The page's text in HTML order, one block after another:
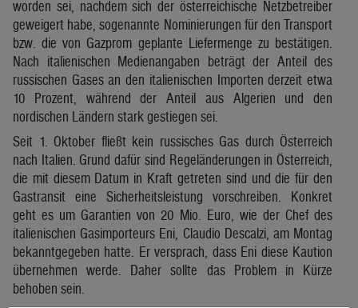
worden sei, nachdem sich der österreichische Netzbetreiber
geweigert habe, sogenannte Nominierungen für den Transport
bzw. die von Gazprom geplante Liefermenge zu bestätigen.
Nach italienischen Medienangaben beträgt der Anteil des
russischen Gases an den italienischen Importen derzeit etwa
10 Prozent, während der Anteil aus Algerien und den
nordischen Ländern stark gestiegen sei.
Seit 1. Oktober fließt kein russisches Gas durch Österreich
nach Italien. Grund dafür sind Regeländerungen in Österreich,
die mit diesem Datum in Kraft getreten sind und die für den
Gastransit eine Sicherheitsleistung vorschreiben. Konkret
geht es um Garantien von 20 Mio. Euro, wie der Chef des
italienischen Gasimporteurs Eni, Claudio Descalzi, am Montag
bekanntgegeben hatte. Er versprach, dass Eni diese Kaution
übernehmen werde. Daher sollte das Problem in Kürze
behoben sein.